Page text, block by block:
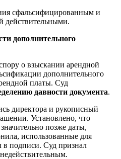
сфальсифицированным и
действительными.
дополнительного
о взыскании арендной
дополнительного
платы. Суд
давности документа.
директора и рукописный
Установлено, что
позже даты,
использованные для
в подписи. Суд признал